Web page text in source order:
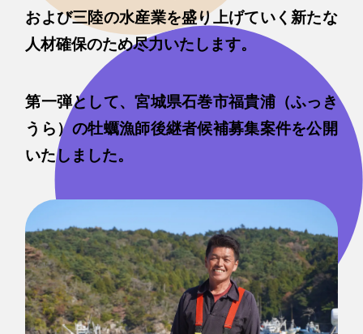
および三陸の水産業を盛り上げていく新たな
人材確保のため尽力いたします。
第一弾として、宮城県石巻市福貴浦（ふっき
うら）の牡蠣漁師後継者候補募集案件を公開
いたしました。